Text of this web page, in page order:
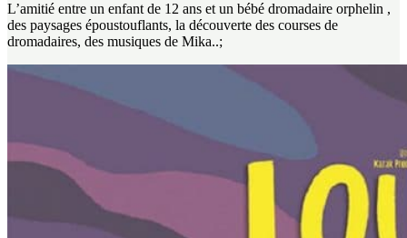
L’amitié entre un enfant de 12 ans et un bébé dromadaire orphelin ,
des paysages époustouflants, la découverte des courses de
dromadaires, des musiques de Mika..;